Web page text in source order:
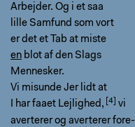
Arbejder. Og i et saa
lille Samfund som vort
er det et Tab at miste
en blot af den Slags
Mennesker.
Vi misunde Jer lidt at
I har faaet Lejlighed,
vi
averterer og averterer fore-